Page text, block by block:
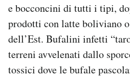
e bocconcini di tutti i tipi,
prodotti con latte boliviano
dell’Est. Bufalini infetti
terreni avvelenati dallo
tossici dove le bufale